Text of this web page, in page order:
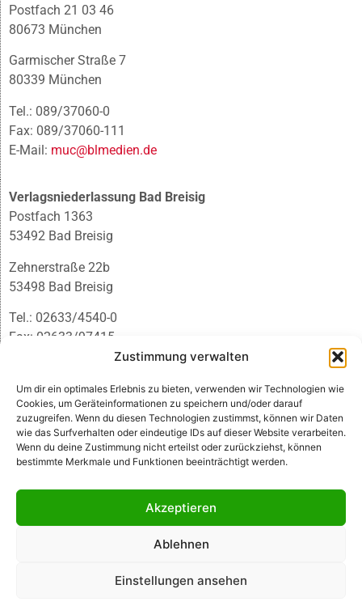
Zustimmung verwalten
Um dir ein optimales Erlebnis zu bieten, verwenden wir Technologien wie
Cookies, um Geräteinformationen zu speichern und/oder darauf
zuzugreifen. Wenn du diesen Technologien zustimmst, können wir Daten
wie das Surfverhalten oder eindeutige IDs auf dieser Website verarbeiten.
Wenn du deine Zustimmung nicht erteilst oder zurückziehst, können
bestimmte Merkmale und Funktionen beeinträchtigt werden.
Akzeptieren
Ablehnen
Einstellungen ansehen
Postfach 21 03 46
80673 München
Garmischer Straße 7
80339 München
Tel.: 089/37060-0
Fax: 089/37060-111
E-Mail: muc@blmedien.de
Verlagsniederlassung Bad Breisig
Postfach 1363
53492 Bad Breisig
Zehnerstraße 22b
53498 Bad Breisig
Tel.: 02633/4540-0
Fax: 02633/97415
infobb@blmedien.de